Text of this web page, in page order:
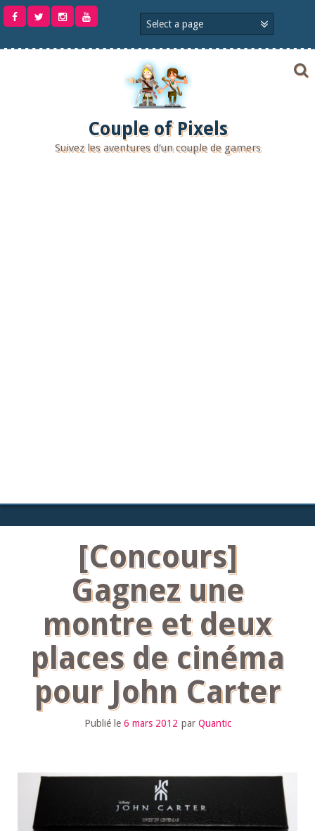
Aller
Couple of Pixels
Suivez les aventures d'un couple de gamers
[Concours]
Gagnez une
montre et deux
places de cinéma
pour John Carter
Publié le 6 mars 2012 par Quantic